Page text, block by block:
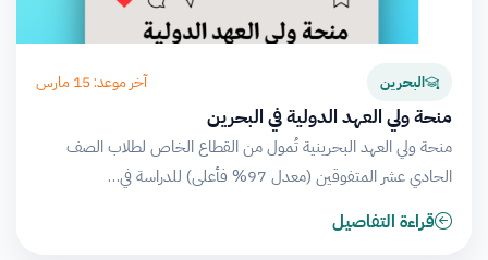
البحرين آخر موعد: 15 مارس
منحة ولي العهد الدولية في البحرين
منحة ولي العهد البحرينية تُمول من القطاع الخاص لطلاب الصف
الحادي عشر المتفوقين (معدل 97% فأعلى) للدراسة في…
قراءة التفاصيل